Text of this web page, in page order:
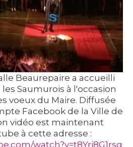
Beaurepaire a accueilli
Saumurois à l'occasion
voeux du Maire. Diffusée
Facebook de la Ville de
vidéo est maintenant
à cette adresse :
watch?v=t8Yri8G1rsg